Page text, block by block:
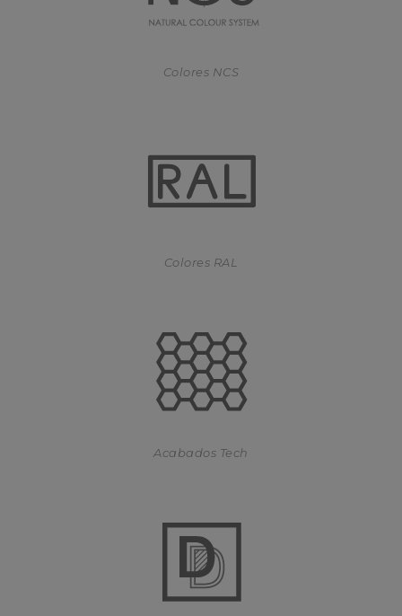
Colores NCS
Colores RAL
Acabados Tech